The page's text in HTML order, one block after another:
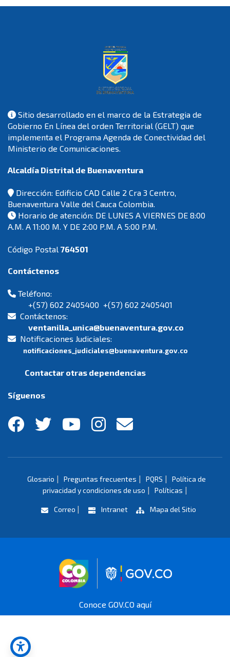
Sitio desarrollado en el marco de la Estrategia de
Gobierno En Línea del orden Territorial (GELT) que
implementa el Programa Agenda de Conectividad del
Ministerio de Comunicaciones.
Alcaldía Distrital de Buenaventura
Dirección: Edificio CAD Calle 2 Cra 3 Centro,
Buenaventura Valle del Cauca Colombia.
Horario de atención: DE LUNES A VIERNES DE 8:00
A.M. A 11:00 M. Y DE 2:00 P.M. A 5:00 P.M.
Código Postal 764501
Contáctenos
Teléfono:
+(57) 602 2405400 +(57) 602 2405401
Contáctenos:
ventanilla_unica@buenaventura.gov.co
Notificaciones Judiciales:
notificaciones_judiciales@buenaventura.gov.co
Contactar otras dependencias
Síguenos
Glosario | Preguntas frecuentes | PQRS |
Política de
privacidad y condiciones de uso | Políticas |
Correo | Intranet Mapa del Sitio
Logo marca Colombia
Logo Gobierno
Conoce GOV.CO aquí